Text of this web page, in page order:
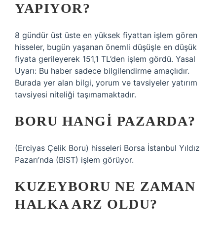
YAPIYOR?
8 gündür üst üste en yüksek fiyattan işlem gören
hisseler, bugün yaşanan önemli düşüşle en düşük
fiyata gerileyerek 151,1 TL’den işlem gördü. Yasal
Uyarı: Bu haber sadece bilgilendirme amaçlıdır.
Burada yer alan bilgi, yorum ve tavsiyeler yatırım
tavsiyesi niteliği taşımamaktadır.
BORU HANGI PAZARDA?
(Erciyas Çelik Boru) hisseleri Borsa İstanbul Yıldız
Pazarı’nda (BIST) işlem görüyor.
KUZEYBORU NE ZAMAN
HALKA ARZ OLDU?